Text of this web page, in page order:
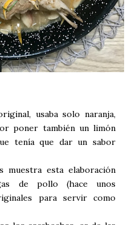
usaba solo naranja,
poner también un limón
tenía que dar un sabor
muestra esta elaboración
de pollo (hace unos
para servir como